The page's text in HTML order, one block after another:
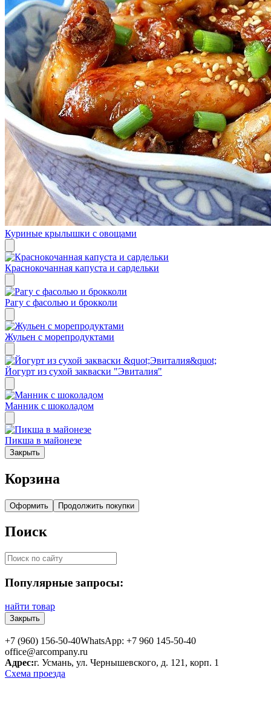
Куриные крылышки с овощами
Краснокочанная капуста и сардельки
Рагу с фасолью и брокколи
Жульен с морепродуктами
Йогурт из сухой закваски "Эвиталия"
Манник с шоколадом
Пикша в майонезе
Закрыть
Корзина
Оформить Продолжить покупки
Поиск
Популярные запросы:
найти товар
Закрыть
+7 (960) 156-50-40WhatsApp: +7 960 145-50-40
office@arcompany.ru
Адрес:г. Усмань, ул. Чернышевского, д. 121, корп. 1
Схема проезда